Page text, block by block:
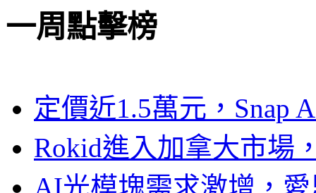
一周點擊榜
定價近1.5萬元，Snap
Rokid進入加拿大市場